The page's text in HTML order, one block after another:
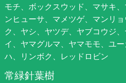
モチ、ボックスウッド、マサキ
ンヒューサ、マメツゲ、マンリ
ク、ヤシ、ヤツデ、ヤブコウジ
イ、ヤマグルマ、ヤマモモ、ユ
ハ、リンボク、レッドロビン
常緑針葉樹